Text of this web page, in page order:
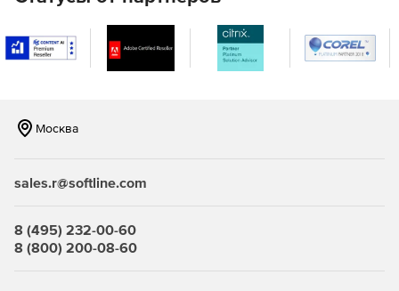
серверам, чтобы максимизировать доступность передачи
Дополнительные возможности:
Электронная почта и веб-перевод. MOVEit Ad-Hoc
обеспечения передач конфиденциальных данных.
одновременно обслуживать несколько клиентских
Высокая доступность. MOVEit Transfer имеет гибкую
Москва
sales.r@softline.com
8 (495) 232-00-60
8 (800) 200-08-60